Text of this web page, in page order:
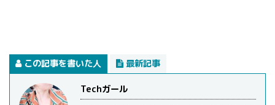
この記事を書いた人 最新記事
Techガール